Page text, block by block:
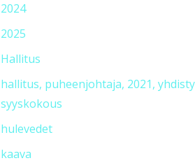
2024
2025
Hallitus
hallitus, puheenjohtaja, 2021,
syyskokous
hulevedet
kaava